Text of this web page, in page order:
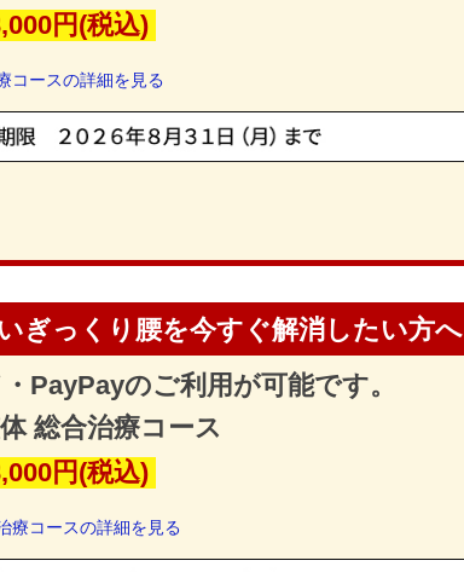
円(税込)
コースの詳細を見る
ぎっくり腰を今すぐ解消したい方へ
PayPayのご利用が可能です。
総合治療コース
円(税込)
療コースの詳細を見る